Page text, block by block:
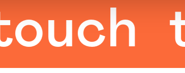
the